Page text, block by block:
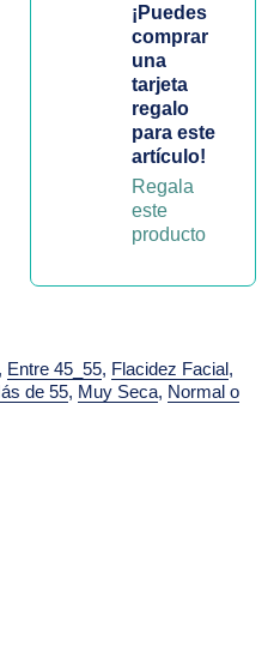
¡Puedes
comprar
una
tarjeta
regalo
para este
artículo!
Regala
este
producto
, Entre 45_55, Flacidez Facial,
de 55, Muy Seca, Normal o
Email